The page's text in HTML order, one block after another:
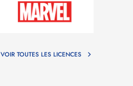
VOIR TOUTES LES LICENCES